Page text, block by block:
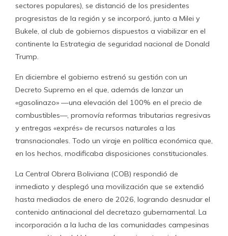
sectores populares), se distanció de los presidentes
progresistas de la región y se incorporó, junto a Milei y
Bukele, al club de gobiernos dispuestos a viabilizar en el
continente la Estrategia de seguridad nacional de Donald
Trump.
En diciembre el gobierno estrenó su gestión con un
Decreto Supremo en el que, además de lanzar un
«gasolinazo» —una elevación del 100% en el precio de
combustibles—, promovía reformas tributarias regresivas
y entregas «exprés» de recursos naturales a las
transnacionales. Todo un viraje en política económica que,
en los hechos, modificaba disposiciones constitucionales.
La Central Obrera Boliviana (COB) respondió de
inmediato y desplegó una movilización que se extendió
hasta mediados de enero de 2026, logrando desnudar el
contenido antinacional del decretazo gubernamental. La
incorporación a la lucha de las comunidades campesinas